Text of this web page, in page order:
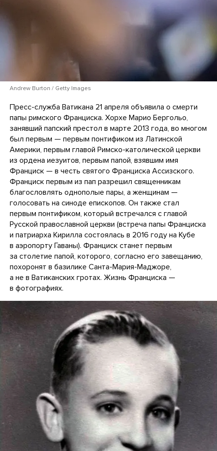
Andrew Burton / Getty Images
Пресс-служба Ватикана 21 апреля объявила о смерти
папы римского Франциска. Хорхе Марио Бергольо,
занявший папский престол в марте 2013 года, во многом
был первым — первым понтификом из Латинской
Америки, первым главой Римско-католической церкви
из ордена иезуитов, первым папой, взявшим имя
Франциск — в честь святого Франциска Ассизского.
Франциск первым из пап разрешил священникам
благословлять однополые пары, а женщинам —
голосовать на синоде епископов. Он также стал
первым понтификом, который встречался с главой
Русской православной церкви (встреча папы Франциска
и патриарха Кирилла состоялась в 2016 году на Кубе
в аэропорту Гаваны). Франциск станет первым
за столетие папой, которого, согласно его завещанию,
похоронят в базилике Санта-Мария-Маджоре,
а не в Ватиканских гротах. Жизнь Франциска —
в фотографиях.